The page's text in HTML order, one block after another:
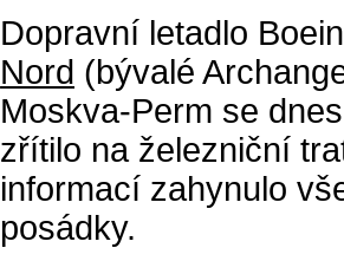
Dopravní letadlo
Nord (bývalé
Moskva-Perm se
zřítilo na železniční
informací zahynulo
posádky.